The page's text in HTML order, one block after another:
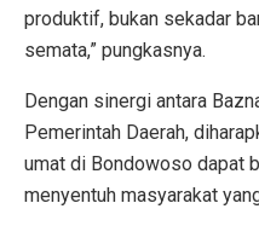
produktif, bukan sekadar
semata,” pungkasnya.
Dengan sinergi antara
Pemerintah Daerah,
umat di Bondowoso dapat
menyentuh masyarakat